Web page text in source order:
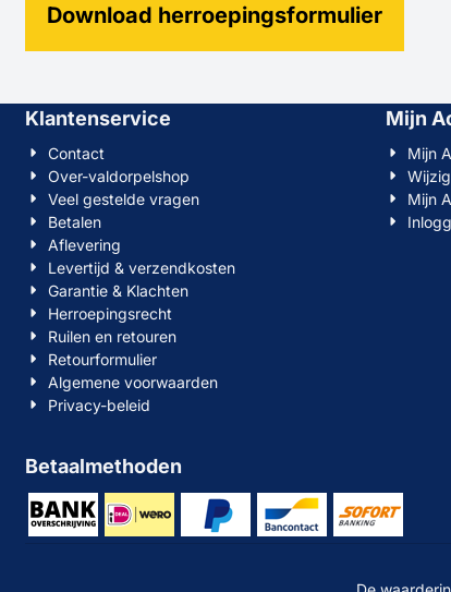
Download herroepingsformulier
Klantenservice
Contact
Over-valdorpelshop
Veel gestelde vragen
Betalen
Aflevering
Levertijd & verzendkosten
Garantie & Klachten
Herroepingsrecht
Ruilen en retouren
Retourformulier
Algemene voorwaarden
Privacy-beleid
Mijn
Mijn
Mijn
Betaalmethoden